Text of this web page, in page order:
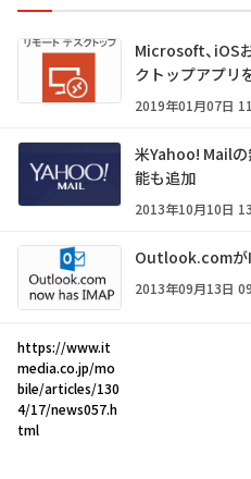
Microsoft、iOS
クトップアプリ
2019年01月07日
米Yahoo! Mail
能も追加
2013年10月10日
Outlook.comが
2013年09月13日
https://www.it
media.co.jp/mo
bile/articles/130
4/17/news057.h
tml